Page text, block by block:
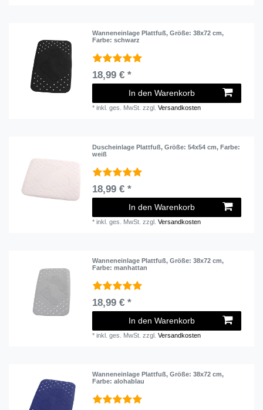
Wanneneinlage Plattfuß, Größe: 38x72 cm,
Farbe: schwarz
18,99 € *
In den Warenkorb
*inkl. ges. MwSt. zzgl.Versandkosten
Duscheinlage Plattfuß, Größe: 54x54 cm, Farbe:
weiß
18,99 € *
In den Warenkorb
*inkl. ges. MwSt. zzgl.Versandkosten
Wanneneinlage Plattfuß, Größe: 38x72 cm,
Farbe: manhattan
18,99 € *
In den Warenkorb
*inkl. ges. MwSt. zzgl.Versandkosten
Wanneneinlage Plattfuß, Größe: 38x72 cm,
Farbe: alohablau